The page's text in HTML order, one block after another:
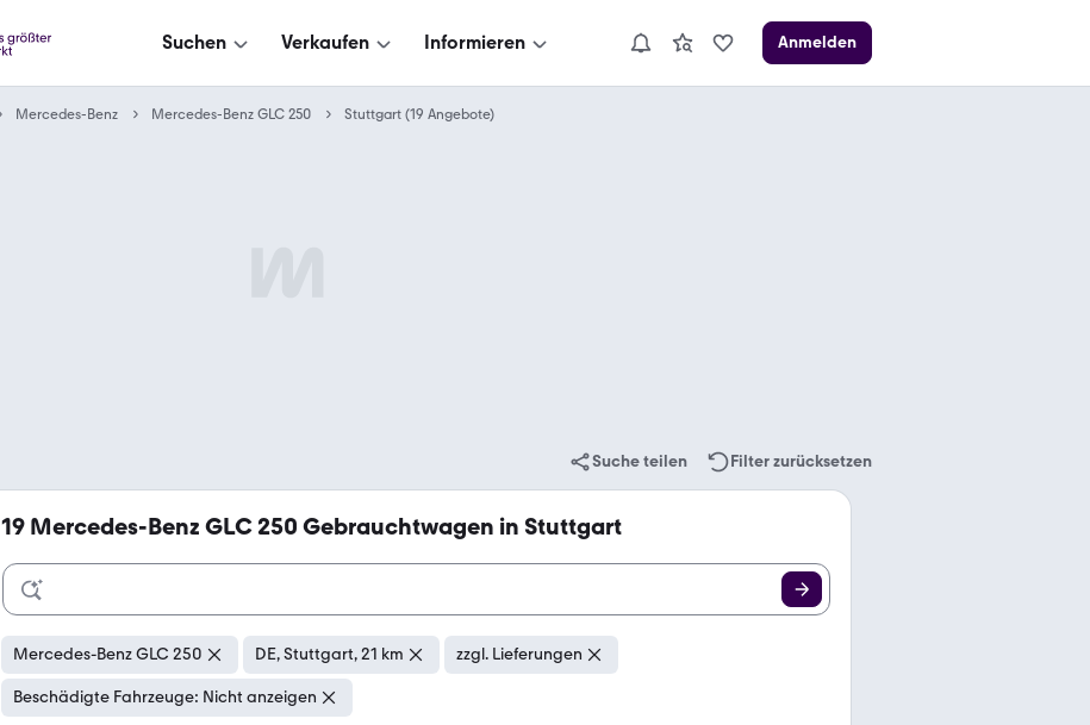
Suchen Verkaufen Informieren Anmelden
Mercedes-Benz Mercedes-Benz GLC 250 Stuttgart (19 Angebote)
Suche teilen Filter zurücksetzen
19 Mercedes-Benz GLC 250 Gebrauchtwagen in Stuttgart
Mercedes-Benz GLC 250 DE, Stuttgart, 21 km zzgl. Lieferungen
Beschädigte Fahrzeuge: Nicht anzeigen